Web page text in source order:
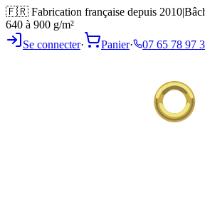
🇫🇷 Fabrication française depuis 2010|
640 à 900 g/m²
Se connecter· Panier· 07 65 78 97